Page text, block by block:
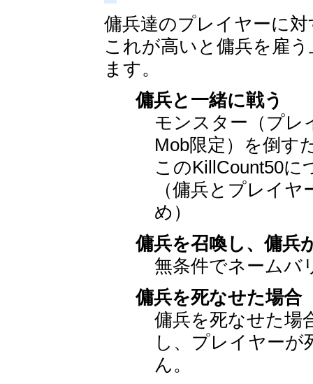
傭兵達のプレイヤーに
これが高いと傭兵を雇
ます。
傭兵と一緒に戦う
モンスター（プレ
Mob限定）を倒す
このKillCount50に
（傭兵とプレイ
め）
傭兵を召喚し、傭兵
無条件でネームバ
傭兵を死なせた場合
傭兵を死なせた場
し、プレイヤーが
ん。